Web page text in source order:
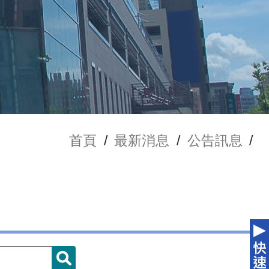
首頁 / 最新消息 / 公告訊息 /